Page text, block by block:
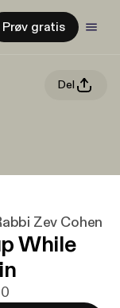
Prøv gratis
Del
Zev Cohen
While